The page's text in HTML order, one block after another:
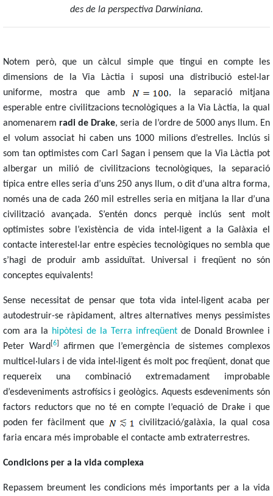
des de la perspectiva Darwiniana.
Notem però, que un càlcul simple que tingui en compte les
dimensions de la Via Làctia i suposi una distribució estel·lar
uniforme, mostra que amb
, la separació mitjana
esperable entre civilitzacions tecnològiques a la Via Làctia, la qual
anomenaremradi de Drake, seria de l’ordre de 5000 anys llum. En
el volum associat hi caben uns 1000 milions d’estrelles. Inclús si
som tan optimistes com Carl Sagan i pensem que la Via Làctia pot
albergar un milió de civilitzacions tecnològiques, la separació
típica entre elles seria d’uns 250 anys llum, o dit d’una altra forma,
només una de cada 260 mil estrelles seria en mitjana la llar d’una
civilització avançada. S’entén doncs perquè inclús sent molt
optimistes sobre l’existència de vida intel·ligent a la Galàxia el
contacte interestel·lar entre espècies tecnològiques no sembla que
s’hagi de produir amb assiduïtat. Universal i freqüent no són
conceptes equivalents!
Sense necessitat de pensar que tota vida intel·ligent acaba per
autodestruir-se ràpidament, altres alternatives menys pessimistes
com ara la hipòtesi de la Terra infreqüent de Donald Brownlee i
Peter Ward[ 6]
afirmen que l’emergència de sistemes complexos
multicel·lulars i de vida intel·ligent és molt poc freqüent, donat que
requereix una combinació extremadament improbable
d’esdeveniments astrofísics i geològics. Aquests esdeveniments són
factors reductors que no té en compte l’equació de Drake i que
poden fer fàcilment que
civilització/galàxia, la qual cosa
faria encara més improbable el contacte amb extraterrestres.
Condicions per a la vida complexa
Repassem breument
les condicions més importants per a la vida